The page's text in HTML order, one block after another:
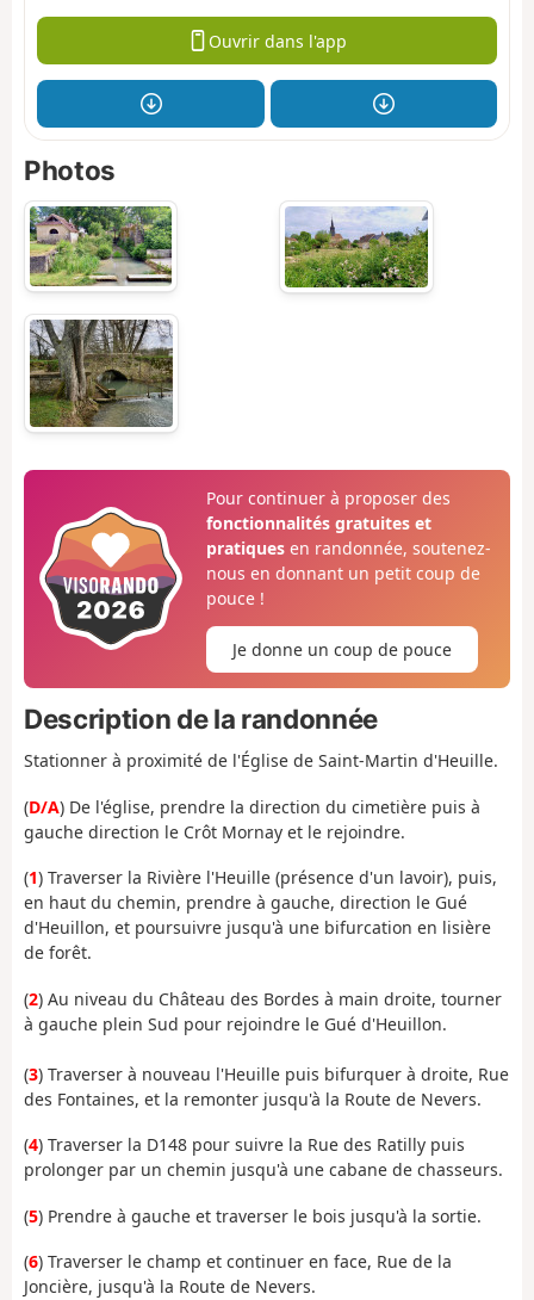
Ouvrir dans l'app
Photos
Pour continuer à proposer des
fonctionnalités gratuites et
pratiquesen randonnée, soutenez-
nous en donnant un petit coup de
pouce !
Je donne un coup de pouce
Description de la randonnée
Stationner à proximité de l'Église de Saint-Martin d'Heuille.
(D/A) De l'église, prendre la direction du cimetière puis à
gauche direction le Crôt Mornay et le rejoindre.
(1) Traverser la Rivière l'Heuille (présence d'un lavoir), puis,
en haut du chemin, prendre à gauche, direction le Gué
d'Heuillon, et poursuivre jusqu'à une bifurcation en lisière
de forêt.
(2) Au niveau du Château des Bordes à main droite, tourner
à gauche plein Sud pour rejoindre le Gué d'Heuillon.
(3) Traverser à nouveau l'Heuille puis bifurquer à droite, Rue
des Fontaines, et la remonter jusqu'à la Route de Nevers.
(4) Traverser la D148 pour suivre la Rue des Ratilly puis
prolonger par un chemin jusqu'à une cabane de chasseurs.
(5) Prendre à gauche et traverser le bois jusqu'à la sortie.
(6) Traverser le champ et continuer en face, Rue de la
Joncière, jusqu'à la Route de Nevers.